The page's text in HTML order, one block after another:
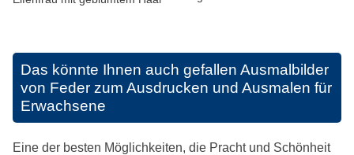
Das könnte Ihnen auch gefallen Ausmalbilder
von Feder zum Ausdrucken und Ausmalen für
Erwachsene
Eine der besten Möglichkeiten, die Pracht und Schönheit